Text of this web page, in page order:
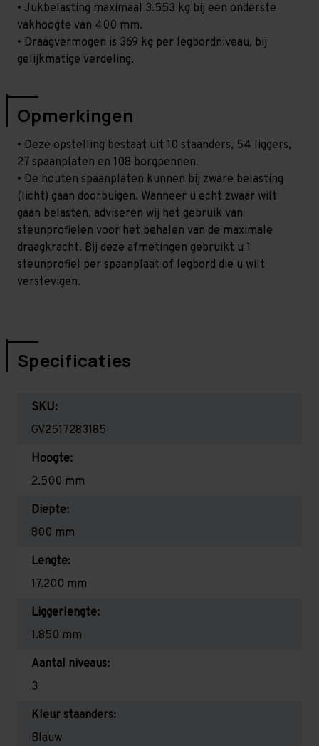
• Jukbelasting maximaal 3.553 kg bij een onderste
vakhoogte van 400 mm.
• Draagvermogen is 369 kg per legbordniveau, bij
gelijkmatige verdeling.
Opmerkingen
• Deze opstelling bestaat uit 10 staanders, 54 liggers,
27 spaanplaten en 108 borgpennen.
• De houten spaanplaten kunnen bij zware belasting
(licht) gaan doorbuigen. Wanneer u echt zwaar wilt
gaan belasten, adviseren wij het gebruik van
steunprofielen voor het behalen van de maximale
draagkracht. Bij deze afmetingen gebruikt u 1
steunprofiel per spaanplaat of legbord die u wilt
verstevigen.
Specificaties
SKU:
GV2517283185
Hoogte:
2.500 mm
Diepte:
800 mm
Lengte:
17.200 mm
Liggerlengte:
1.850 mm
Aantal niveaus:
3
Kleur staanders:
Blauw